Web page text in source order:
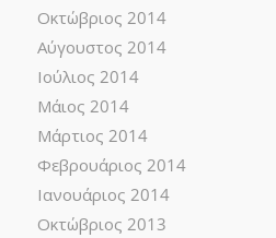
Οκτώβριος 2014
Αύγουστος 2014
Ιούλιος 2014
Μάιος 2014
Μάρτιος 2014
Φεβρουάριος 2014
Ιανουάριος 2014
Οκτώβριος 2013